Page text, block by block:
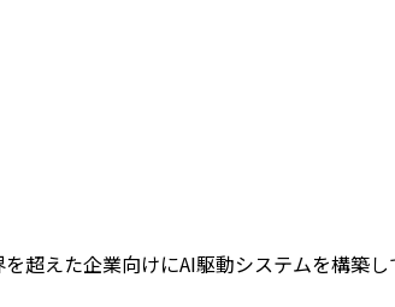
超えた企業向けにAI駆動システムを構築